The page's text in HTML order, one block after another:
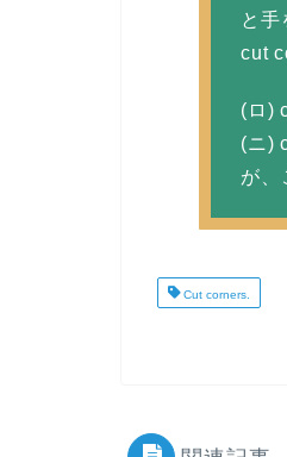
と手
cut
(ロ)
(ニ)
が、
Cut corners.